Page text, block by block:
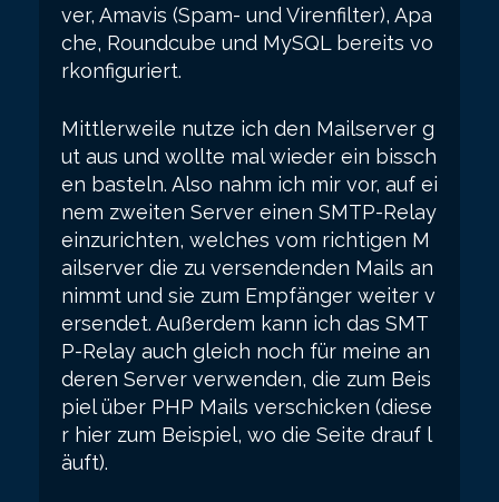
ver, Amavis (Spam- und Virenfilter), Apa
che, Roundcube und MySQL bereits vo
rkonfiguriert.
Mittlerweile nutze ich den Mailserver g
ut aus und wollte mal wieder ein bissch
en basteln. Also nahm ich mir vor, auf ei
nem zweiten Server einen SMTP-Relay
einzurichten, welches vom richtigen M
ailserver die zu versendenden Mails an
nimmt und sie zum Empfänger weiter v
ersendet. Außerdem kann ich das SMT
P-Relay auch gleich noch für meine an
deren Server verwenden, die zum Beis
piel über PHP Mails verschicken (diese
r hier zum Beispiel, wo die Seite drauf l
äuft).